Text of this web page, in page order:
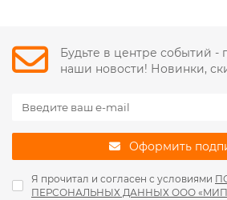
Будьте в центре событий -
наши новости! Новинки,
Оформить
Я прочитал и согласен с условиями
ПЕРСОНАЛЬНЫХ ДАННЫХ ООО